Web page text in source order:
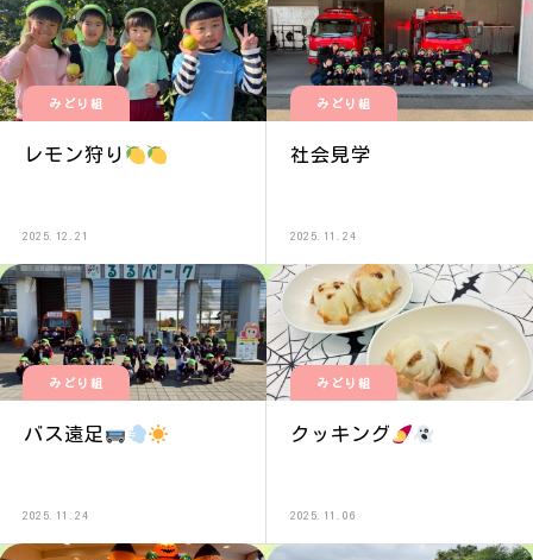
みどり組
レモン狩り
2025.12.21
みどり組
社会見学
2025.11.24
みどり組
バス遠足
2025.11.24
みどり組
クッキング
2025.11.06